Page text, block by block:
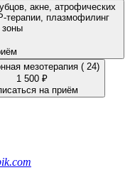
акне, атрофических
терапии, плазмофилинг
мезотерапия ( 24)
1 500 ₽
на приём